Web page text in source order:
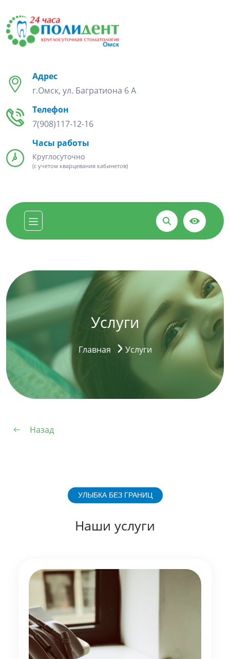
Адрес
г.Омск, ул. Багратиона 6 А
Телефон
7(908)117-12-16
Часы работы
Круглосуточно
(с учетом кварцевания кабинетов)
Услуги
Главная Услуги
Назад
УЛЫБКА БЕЗ ГРАНИЦ
Наши услуги